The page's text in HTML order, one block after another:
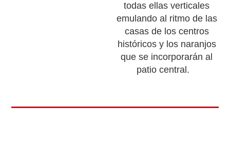
todas ellas verticales
emulando al ritmo de las
casas de los centros
históricos y los naranjos
que se incorporarán al
patio central.